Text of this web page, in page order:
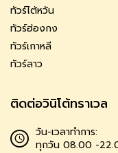
ทัวร์ไต้หวัน
ทัวร์ฮ่องกง
ทัวร์เกาหลี
ทัวร์ลาว
ติดต่อวินิโต้ทราเวล
วัน-เวลาทำการ:
ทุกวัน 08.00 -